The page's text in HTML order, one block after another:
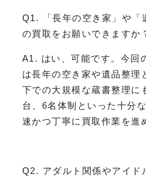
Q1. 「長年の空き家」や「
の買取をお願いできますか
A1. はい、可能です。今回
は長年の空き家や遺品整理
下での大規模な蔵書整理に
台、6名体制といった十分
速かつ丁寧に買取作業を進
Q2. アダルト関係やアイド